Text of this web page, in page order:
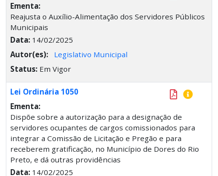
Ementa:
Reajusta o Auxílio-Alimentação dos Servidores Públicos
Municipais
Data: 14/02/2025
Autor(es):
Legislativo Municipal
Status: Em Vigor
Lei Ordinária 1050
Ementa:
Dispõe sobre a autorização para a designação de
servidores ocupantes de cargos comissionados para
integrar a Comissão de Licitação e Pregão e para
receberem gratificação, no Município de Dores do Rio
Preto, e dá outras providências
Data: 14/02/2025